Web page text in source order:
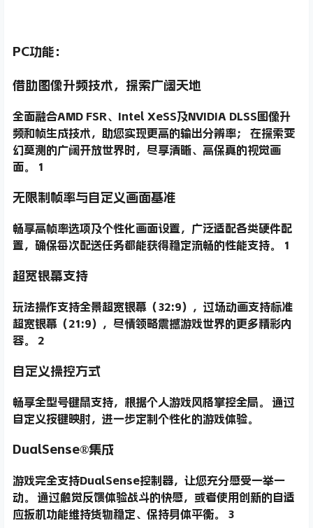
PC功能：
借助图像升频技术，探索广阔天地
全面融合AMD FSR、Intel XeSS及NVIDIA DLSS图像升
频和帧生成技术，助您实现更高的输出分辨率； 在探索变
幻莫测的广阔开放世界时，尽享清晰、高保真的视觉画
面。 1
无限制帧率与自定义画面基准
畅享高帧率选项及个性化画面设置，广泛适配各类硬件配
置，确保每次配送任务都能获得稳定流畅的性能支持。 1
超宽银幕支持
玩法操作支持全景超宽银幕（32:9），过场动画支持标准
超宽银幕（21:9），尽情领略震撼游戏世界的更多精彩内
容。 2
自定义操控方式
畅享全型号键鼠支持，根据个人游戏风格掌控全局。 通过
自定义按键映射，进一步定制个性化的游戏体验。
DualSense®集成
游戏完全支持DualSense控制器，让您充分感受一举一
动。 通过触觉反馈体验战斗的快感，或者使用创新的自适
应扳机功能维持货物稳定、保持身体平衡。 3